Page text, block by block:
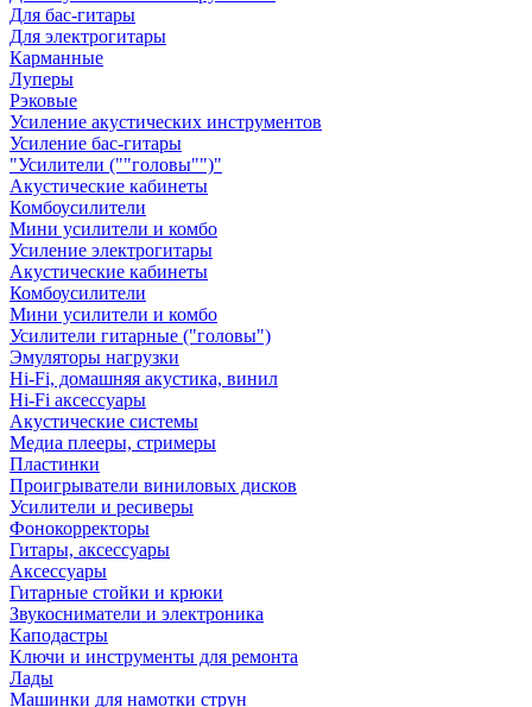
Для бас-гитары
Для электрогитары
Карманные
Луперы
Рэковые
Усиление акустических инструментов
Усиление бас-гитары
"Усилители (""головы"")"
Акустические кабинеты
Комбоусилители
Мини усилители и комбо
Усиление электрогитары
Акустические кабинеты
Комбоусилители
Мини усилители и комбо
Усилители гитарные ("головы")
Эмуляторы нагрузки
Hi-Fi, домашняя акустика, винил
Hi-Fi аксессуары
Акустические системы
Медиа плееры, стримеры
Пластинки
Проигрыватели виниловых дисков
Усилители и ресиверы
Фонокорректоры
Гитары, аксессуары
Аксессуары
Гитарные стойки и крюки
Звукосниматели и электроника
Каподастры
Ключи и инструменты для ремонта
Лады
Машинки для намотки струн